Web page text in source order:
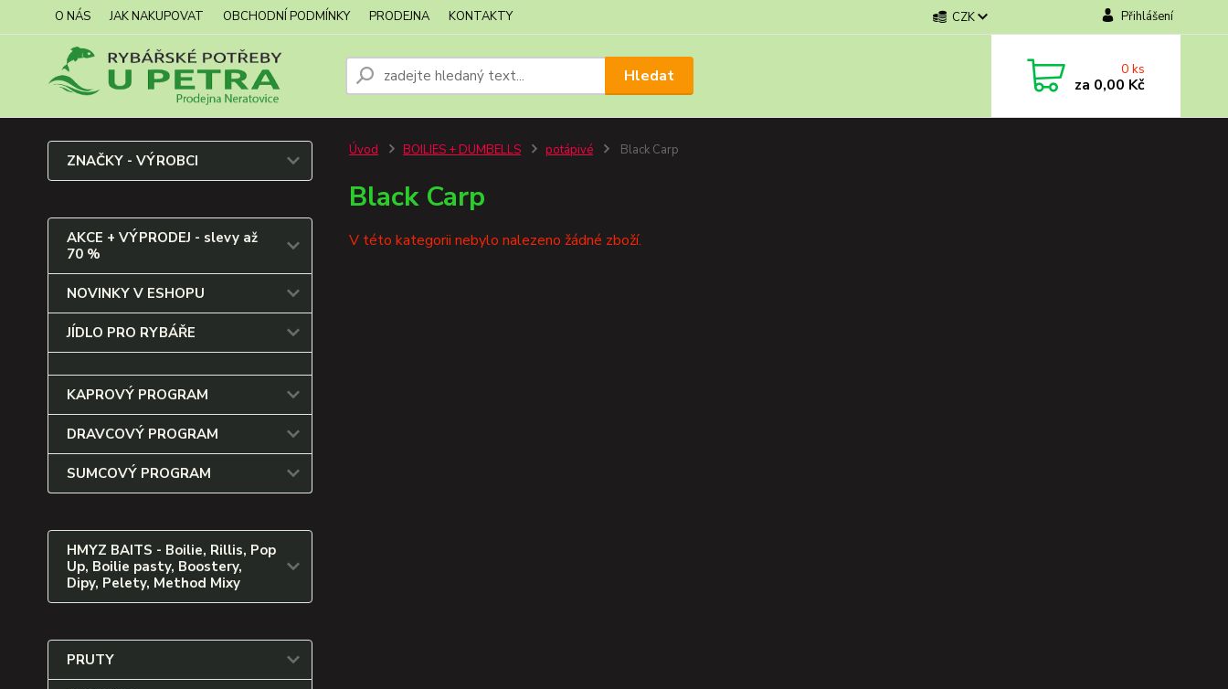
O NÁS JAK NAKUPOVAT OBCHODNÍ PODMÍNKY PRODEJNA KONTAKTY CZK Přihlášení
Hledat 0ks
za 0,00 Kč
ZNAČKY - VÝROBCI
AKCE + VÝPRODEJ - slevy až
70 %
NOVINKY V ESHOPU
JÍDLO PRO RYBÁŘE
KAPROVÝ PROGRAM
DRAVCOVÝ PROGRAM
SUMCOVÝ PROGRAM
HMYZ BAITS - Boilie, Rillis, Pop
Up, Boilie pasty, Boostery,
Dipy, Pelety, Method Mixy
PRUTY
Úvod BOILIES + DUMBELLS potápivé Black Carp
Black Carp
V této kategorii nebylo nalezeno žádné zboží.